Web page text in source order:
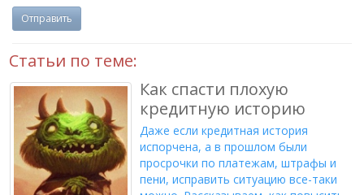
Отправить
Статьи по теме:
Как спасти плохую
кредитную историю
Даже если кредитная история
испорчена, а в прошлом были
просрочки по платежам, штрафы и
пени, исправить ситуацию все-таки